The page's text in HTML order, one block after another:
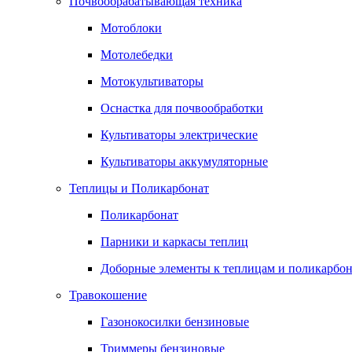
Мотоблоки
Мотолебедки
Мотокультиваторы
Оснастка для почвообработки
Культиваторы электрические
Культиваторы аккумуляторные
Теплицы и Поликарбонат
Поликарбонат
Парники и каркасы теплиц
Доборные элементы к теплицам и
Травокошение
Газонокосилки бензиновые
Триммеры бензиновые